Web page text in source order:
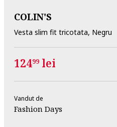
COLIN'S
Vesta slim fit tricotata, Negru
12499 lei
Vandut de
Fashion Days